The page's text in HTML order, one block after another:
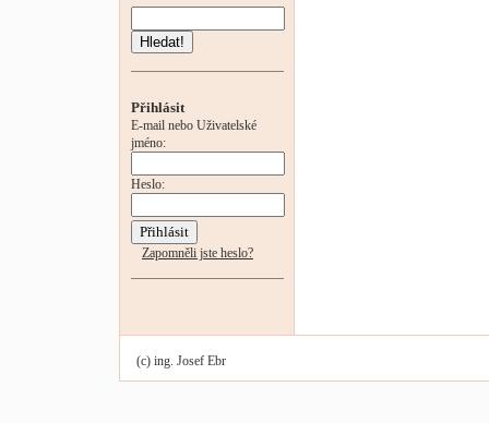
Hledat!
Přihlásit
E-mail nebo Uživatelské
jméno:
Heslo:
Zapomněli jste heslo?
(c) ing. Josef Ebr